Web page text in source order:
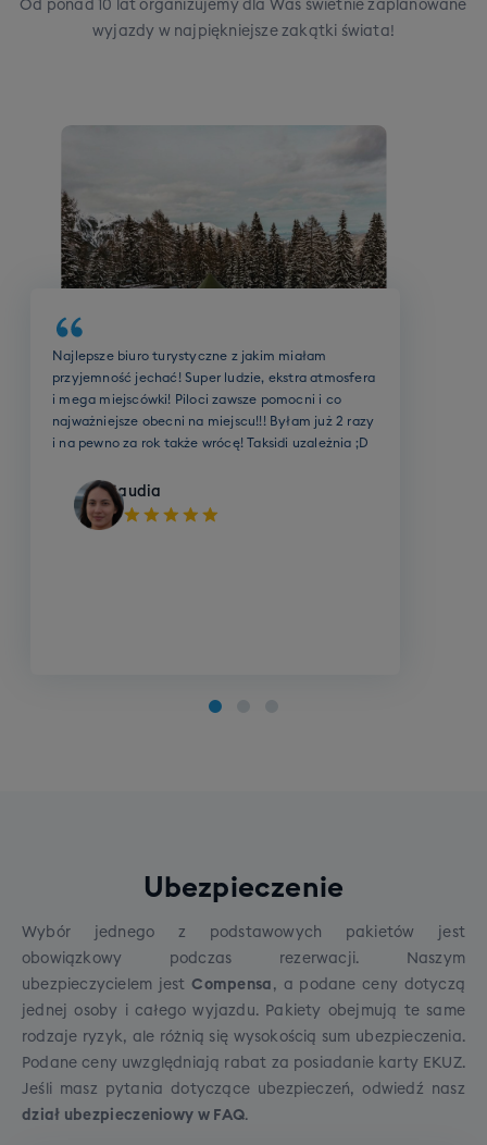
6-7 osób: 2h dziennie przez cały wyjazd
poziomie, poinformujemy Cię o tym przed
wyjazdem. Będziesz wtedy mógł(-a)
dołaczyć do grupy o najbliższym poziomie,
zamienić swoje szkolenie grupowe na 3 godziny
szkolenia indywidualnego, lub zrezygnować ze
szkolenia.
Poziom początkujący
Poziom zaawansowany
Od ponad 10 lat organizujemy dla Was świetnie zaplanowane
wyjazdy w najpiękniejsze zakątki świata!
Biuro oraz cała ekipa Taksidi robią MEGA robotę!
Szybki kontakt, dobre ceny, mega miejscówki i
wspaniali ludzie! Byłem z nimi już na paru
wyjazdach zimowych oraz letnich, w tym podczas
wybuchu pandemii i wiem jedno - nie zamieniłbym
Kamil
Ubezpieczenie
Wybór jednego z podstawowych pakietów jest
obowiązkowy podczas rezerwacji. Naszym
ubezpieczycielem jestCompensa , a podane ceny dotyczą
jednej osoby i całego wyjazdu. Pakiety obejmują te same
rodzaje ryzyk, ale różnią się wysokością sum ubezpieczenia.
Podane ceny uwzględniają rabat za posiadanie karty EKUZ.
Jeśli masz pytania dotyczące ubezpieczeń, odwiedź nasz
dział ubezpieczeniowy w FAQ.